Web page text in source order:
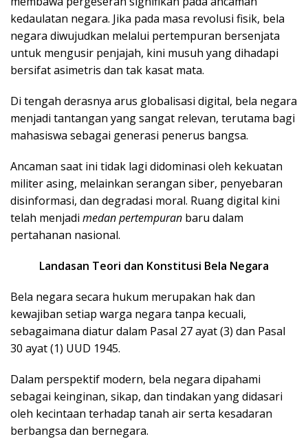
kedaulatan negara. Jika pada masa revolusi fisik, bela
negara diwujudkan melalui pertempuran bersenjata
untuk mengusir penjajah, kini musuh yang dihadapi
bersifat asimetris dan tak kasat mata.
Di tengah derasnya arus globalisasi digital, bela negara
menjadi tantangan yang sangat relevan, terutama bagi
mahasiswa sebagai generasi penerus bangsa.
Ancaman saat ini tidak lagi didominasi oleh kekuatan
militer asing, melainkan serangan siber, penyebaran
disinformasi, dan degradasi moral. Ruang digital kini
telah menjadi medan pertempuran baru dalam
pertahanan nasional.
Landasan Teori dan Konstitusi Bela Negara
Bela negara secara hukum merupakan hak dan
kewajiban setiap warga negara tanpa kecuali,
sebagaimana diatur dalam Pasal 27 ayat (3) dan Pasal
30 ayat (1) UUD 1945.
Dalam perspektif modern, bela negara dipahami
sebagai keinginan, sikap, dan tindakan yang didasari
oleh kecintaan terhadap tanah air serta kesadaran
berbangsa dan bernegara.